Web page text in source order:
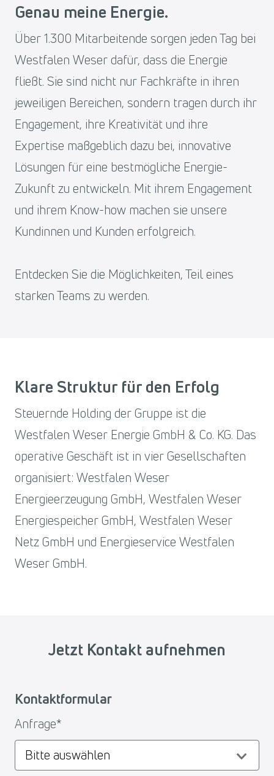
Genau meine Energie.
Über 1.300 Mitarbeitende sorgen jeden Tag bei
Westfalen Weser dafür, dass die Energie
fließt. Sie sind nicht nur Fachkräfte in ihren
jeweiligen Bereichen, sondern tragen durch ihr
Engagement, ihre Kreativität und ihre
Expertise maßgeblich dazu bei, innovative
Lösungen für eine bestmögliche Energie-
Zukunft zu entwickeln. Mit ihrem Engagement
und ihrem Know-how machen sie unsere
Kundinnen und Kunden erfolgreich.
Entdecken Sie die Möglichkeiten, Teil eines
starken Teams zu werden.
Klare Struktur für den Erfolg
Steuernde Holding der Gruppe ist die
Westfalen Weser Energie GmbH & Co. KG. Das
operative Geschäft ist in vier Gesellschaften
organisiert: Westfalen Weser
Energieerzeugung GmbH, Westfalen Weser
Energiespeicher GmbH, Westfalen Weser
Netz GmbH und Energieservice Westfalen
Weser GmbH.
Jetzt Kontakt aufnehmen
Kontaktformular
Anfrage*